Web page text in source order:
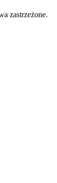
zastrzeżone.